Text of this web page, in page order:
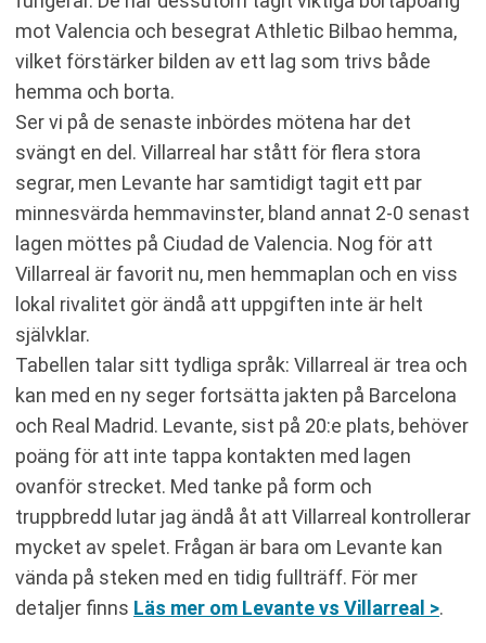
mot Valencia och besegrat Athletic Bilbao hemma,
vilket förstärker bilden av ett lag som trivs både
hemma och borta.
Ser vi på de senaste inbördes mötena har det
svängt en del. Villarreal har stått för flera stora
segrar, men Levante har samtidigt tagit ett par
minnesvärda hemmavinster, bland annat 2-0 senast
lagen möttes på Ciudad de Valencia. Nog för att
Villarreal är favorit nu, men hemmaplan och en viss
lokal rivalitet gör ändå att uppgiften inte är helt
självklar.
Tabellen talar sitt tydliga språk: Villarreal är trea och
kan med en ny seger fortsätta jakten på Barcelona
och Real Madrid. Levante, sist på 20:e plats, behöver
poäng för att inte tappa kontakten med lagen
ovanför strecket. Med tanke på form och
truppbredd lutar jag ändå åt att Villarreal kontrollerar
mycket av spelet. Frågan är bara om Levante kan
vända på steken med en tidig fullträff. För mer
detaljer finns Läs mer om Levante vs Villarreal >.